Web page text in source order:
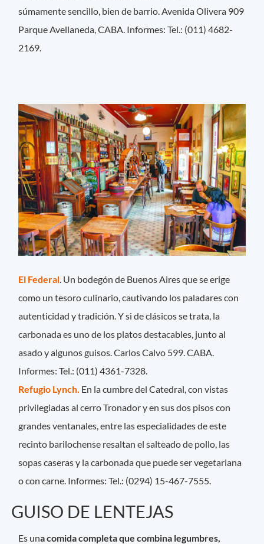
súmamente sencillo, bien de barrio. Avenida Olivera 909
Parque Avellaneda, CABA. Informes: Tel.: (011) 4682-
2169.
El Federal. Un bodegón de Buenos Aires que se erige
como un tesoro culinario, cautivando los paladares con
autenticidad y tradición. Y si de clásicos se trata, la
carbonada es uno de los platos destacables, junto al
asado y algunos guisos. Carlos Calvo 599. CABA.
Informes: Tel.: (011) 4361-7328.
Refugio Lynch. En la cumbre del Catedral, con vistas
privilegiadas al cerro Tronador y en sus dos pisos con
grandes ventanales, entre las especialidades de este
recinto barilochense resaltan el salteado de pollo, las
sopas caseras y la carbonada que puede ser vegetariana
o con carne. Informes: Tel.: (0294) 15-467-7555.
GUISO DE LENTEJAS
Es una comida completa que combina legumbres,